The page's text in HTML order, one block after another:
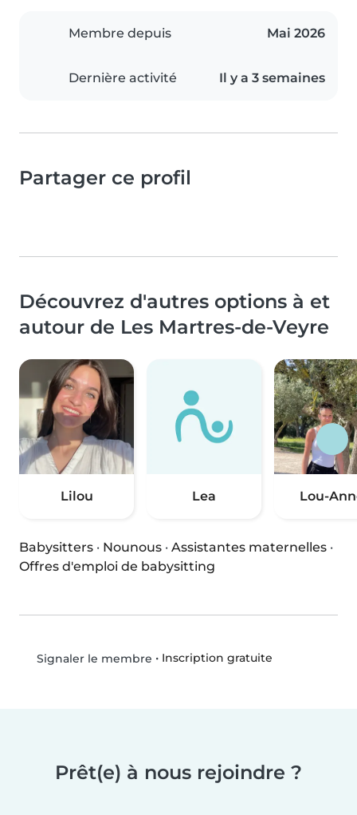
Membre depuis Mai 2026
Dernière activité Il y a 3 semaines
Partager ce profil
Découvrez d'autres options à et
autour de Les Martres-de-Veyre
Lilou Lea Lou-
Babysitters · Nounous · Assistantes maternelles ·
Offres d'emploi de babysitting
Signaler le membre • Inscription gratuite
Prêt(e) à nous rejoindre ?